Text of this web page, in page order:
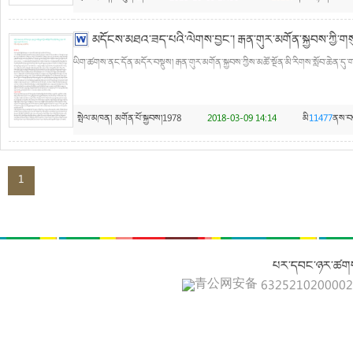
མདོངས་མཐའ་ཟད་པའི་ལེགས་བྱང་།
ཡིག་ཚགས་ནང་དོན་མདོར་བསྡུས།
སྤེལ་མཁན། མགོན་པོ་སྐྱབས།1978 2018-03-09 14:14 མི11477
1
青公网安备